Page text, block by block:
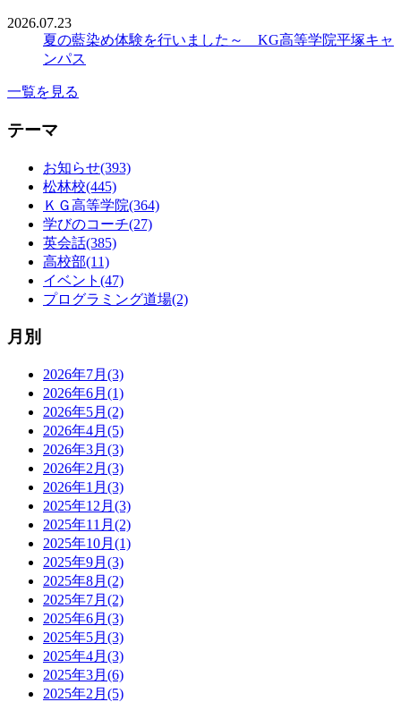
2026.07.23
夏の藍染め体験を行いました～ KG高等学院平塚キャ
ンパス
一覧を見る
テーマ
お知らせ(393)
松林校(445)
ＫＧ高等学院(364)
学びのコーチ(27)
英会話(385)
高校部(11)
イベント(47)
プログラミング道場(2)
月別
2026年7月(3)
2026年6月(1)
2026年5月(2)
2026年4月(5)
2026年3月(3)
2026年2月(3)
2026年1月(3)
2025年12月(3)
2025年11月(2)
2025年10月(1)
2025年9月(3)
2025年8月(2)
2025年7月(2)
2025年6月(3)
2025年5月(3)
2025年4月(3)
2025年3月(6)
2025年2月(5)